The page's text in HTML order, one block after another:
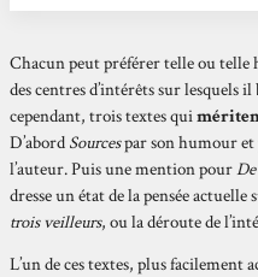
Chacun peut préférer telle ou telle
des centres d’intérêts sur lesquels
cependant, trois textes qui
D’abord Sourcespar son humour et
l’auteur. Puis une mention pour
dresse un état de la pensée
trois veilleurs, ou la déroute de
L’un de ces textes, plus facilement